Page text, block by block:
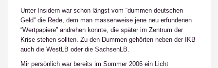
Unter Insidern war schon längst vom “dummen deutschen
Geld” die Rede, dem man massenweise jene neu erfundenen
“Wertpapiere” andrehen konnte, die später im Zentrum der
Krise stehen sollten. Zu den Dummen gehörten neben der IKB
auch die WestLB oder die SachsenLB.
Mir persönlich war bereits im Sommer 2006 ein Licht